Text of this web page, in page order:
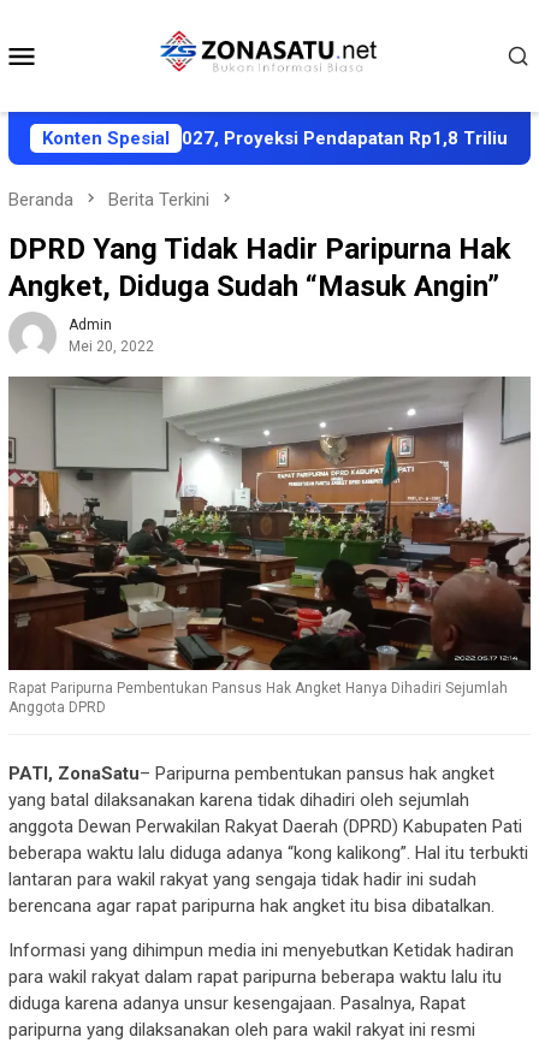
konten
Konten Spesial
APBD 2027, Proyeksi Pendapatan Rp1,8 Triliun
Beranda Berita Terkini
DPRD Yang Tidak Hadir Paripurna Hak
Angket, Diduga Sudah “Masuk Angin”
Admin
Mei 20, 2022
Rapat Paripurna Pembentukan Pansus Hak Angket Hanya Dihadiri Sejumlah
Anggota DPRD
PATI, ZonaSatu– Paripurna pembentukan pansus hak angket
yang batal dilaksanakan karena tidak dihadiri oleh sejumlah
anggota Dewan Perwakilan Rakyat Daerah (DPRD) Kabupaten Pati
beberapa waktu lalu diduga adanya “kong kalikong”. Hal itu terbukti
lantaran para wakil rakyat yang sengaja tidak hadir ini sudah
berencana agar rapat paripurna hak angket itu bisa dibatalkan.
Informasi yang dihimpun media ini menyebutkan Ketidak hadiran
para wakil rakyat dalam rapat paripurna beberapa waktu lalu itu
diduga karena adanya unsur kesengajaan. Pasalnya, Rapat
paripurna yang dilaksanakan oleh para wakil rakyat ini resmi